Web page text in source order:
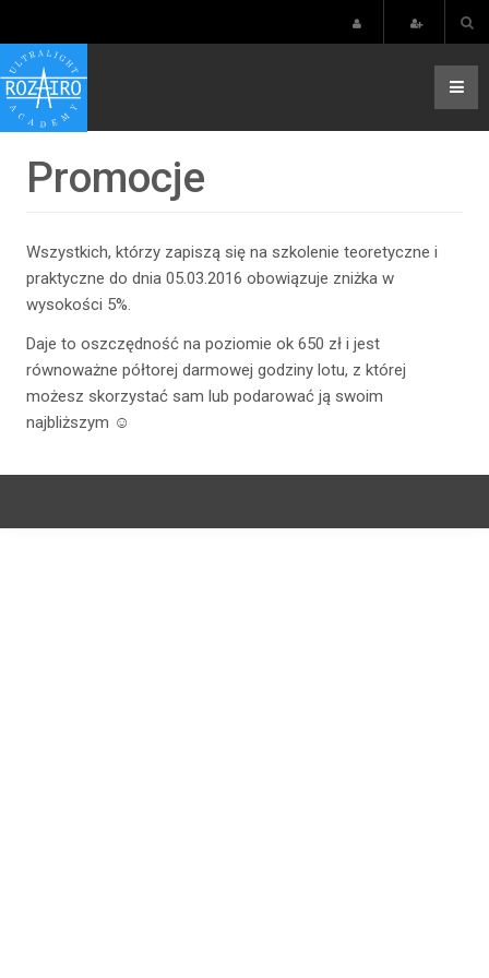
Promocje
Wszystkich, którzy zapiszą się na szkolenie teoretyczne i
praktyczne do dnia 05.03.2016 obowiązuje zniżka w
wysokości 5%.
Daje to oszczędność na poziomie ok 650 zł i jest
równoważne półtorej darmowej godziny lotu, z której
możesz skorzystać sam lub podarować ją swoim
najbliższym ☺